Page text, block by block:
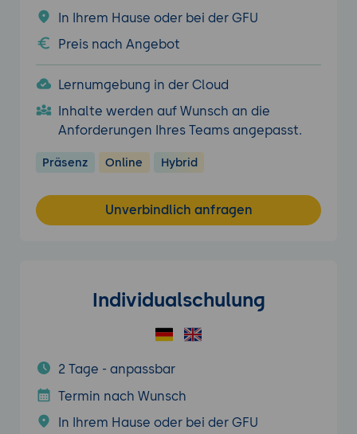
In Ihrem Hause oder bei der GFU
Preis nach Angebot
Lernumgebung in der Cloud
Inhalte werden auf Wunsch an die
Anforderungen Ihres Teams angepasst.
Präsenz Online Hybrid
Unverbindlich anfragen
Individualschulung
2 Tage - anpassbar
Termin nach Wunsch
In Ihrem Hause oder bei der GFU